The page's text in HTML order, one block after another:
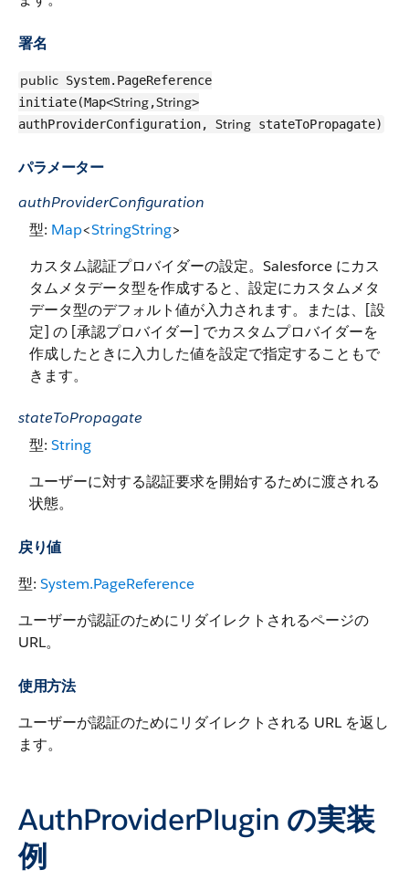
署名
public System.PageReference
initiate(Map<String,String>
authProviderConfiguration, String stateToPropagate)
パラメーター
authProviderConfiguration
型: Map<StringString>
カスタム認証プロバイダーの設定。Salesforce にカス
タムメタデータ型を作成すると、設定にカスタムメタ
データ型のデフォルト値が入力されます。または、[設
定] の [承認プロバイダー] でカスタムプロバイダーを
作成したときに入力した値を設定で指定することもで
きます。
stateToPropagate
型: String
ユーザーに対する認証要求を開始するために渡される
状態。
戻り値
型: System.PageReference
ユーザーが認証のためにリダイレクトされるページの
URL。
使用方法
ユーザーが認証のためにリダイレクトされる URL を返し
ます。
AuthProviderPlugin の実装
例